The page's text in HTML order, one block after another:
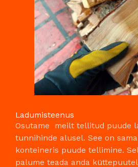
Ladumisteenus
Osutame meilt tellitud puude
tunnihinde alusel. See on
konteineris puude tellimine.
palume teada anda